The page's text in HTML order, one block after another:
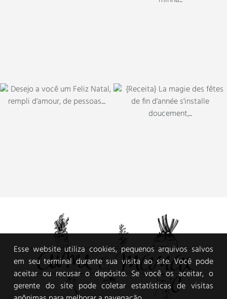
Esse website utiliza cookies, pequenos arquivos salvos
em seu terminal durante sua visita ao site. Você pode
aceitar ou recusar o depósito. Se você os aceitar, o
gerente do site pode coletar estatísticas de visitas